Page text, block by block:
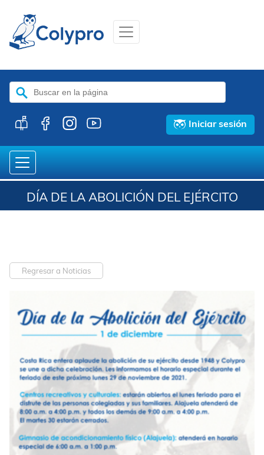
Buscar:
Iniciar sesión
DÍA DE LA ABOLICIÓN DEL EJÉRCITO
Regresar a Noticias